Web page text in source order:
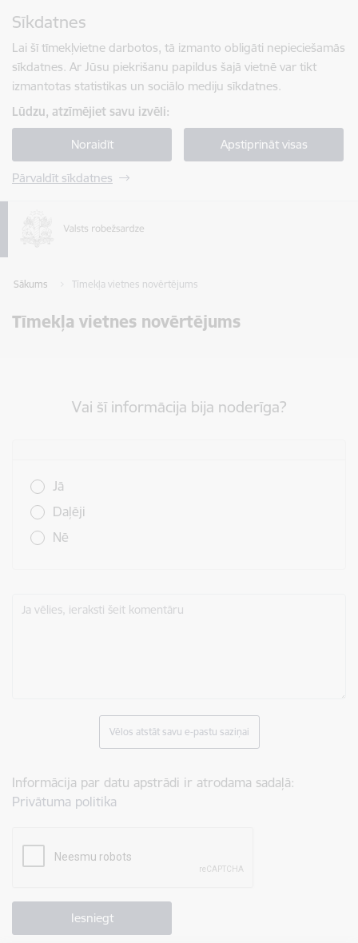
Sīkdatnes
Lai šī tīmekļvietne darbotos, tā izmanto obligāti nepieciešamās
sīkdatnes. Ar Jūsu piekrišanu papildus šajā vietnē var tikt
izmantotas statistikas un sociālo mediju sīkdatnes.
Lūdzu, atzīmējiet savu izvēli:
Noraidīt Apstiprināt visas
Pārvaldīt sīkdatnes
Sākums Tīmekļa vietnes novērtējums
Tīmekļa vietnes novērtējums
Vai šī informācija bija noderīga?
Jā
Daļēji
Nē
Ja vēlies, ieraksti šeit komentāru
Vēlos atstāt savu e-pastu saziņai
Informācija par datu apstrādi ir atrodama sadaļā:
Privātuma politika